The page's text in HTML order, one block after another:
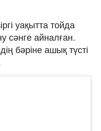
уақытта тойда
сәнге айналған.
бәріне ашық түсті